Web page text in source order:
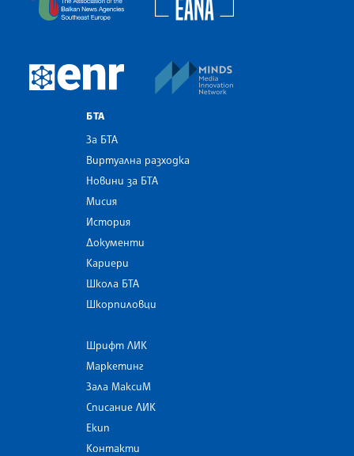
European Newsroom
БТА
За БТА
Виртуална разходка
Новини за БТА
Мисия
История
Документи
Кариери
Школа БТА
Шкорпиловци
Шрифт ЛИК
Маркетинг
Зала МаксиМ
Списание ЛИК
Екип
Контакти